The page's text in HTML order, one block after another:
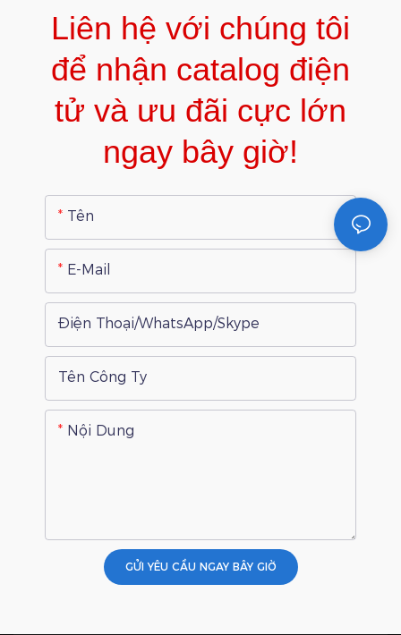
Liên hệ với chúng tôi
để nhận catalog điện
tử và ưu đãi cực lớn
ngay bây giờ!
Tên
E-Mail
Điện Thoại/WhatsApp/Skype
Tên Công Ty
Nội Dung
GỬI YÊU CẦU NGAY BÂY GIỜ